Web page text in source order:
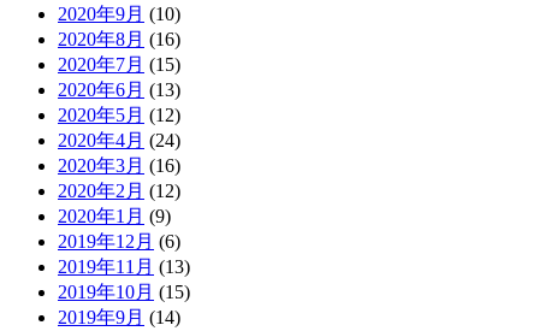
2020年9月 (10)
2020年8月 (16)
2020年7月 (15)
2020年6月 (13)
2020年5月 (12)
2020年4月 (24)
2020年3月 (16)
2020年2月 (12)
2020年1月 (9)
2019年12月 (6)
2019年11月 (13)
2019年10月 (15)
2019年9月 (14)